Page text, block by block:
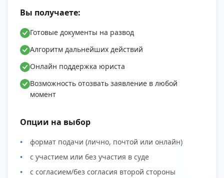
Вы получаете:
Готовые документы на развод
Алгоритм дальнейших действий
Онлайн поддержка юриста
Возможность отозвать заявление в любой
момент
Опции на выбор
формат подачи (лично, почтой или онлайн)
с участием или без участия в суде
с согласием/без согласия второй стороны